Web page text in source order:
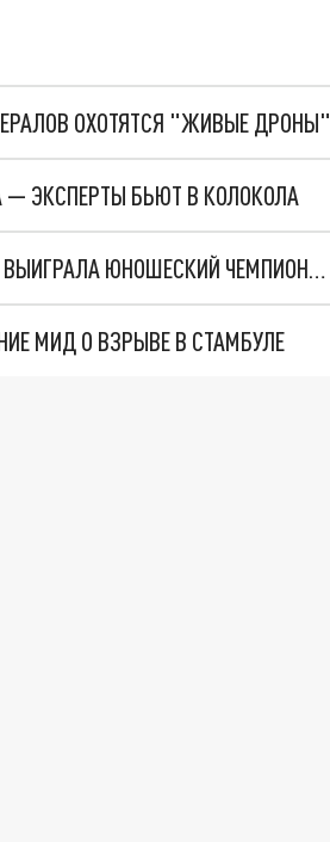
ОХОТЯТСЯ "ЖИВЫЕ ДРОНЫ"
— ЭКСПЕРТЫ БЬЮТ В КОЛОКОЛА
АРМЯНСКАЯ ШАХМАТИСТКА МАРИАМ МКРТЧЯН ДОСРОЧНО ВЫИГРАЛА ЮНОШЕСКИЙ ЧЕМПИОНАТ ЕВРОПЫ В ТУРЦИИ
МИД О ВЗРЫВЕ В СТАМБУЛЕ